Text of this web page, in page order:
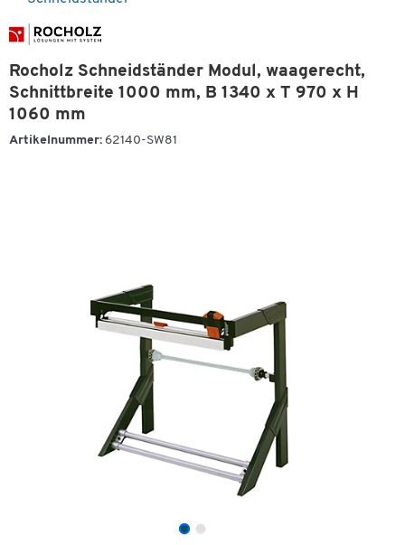
Rocholz Schneidständer Modul, waagerecht,
Schnittbreite 1000 mm, B 1340 x T 970 x H
1060 mm
Artikelnummer: 62140-SW81